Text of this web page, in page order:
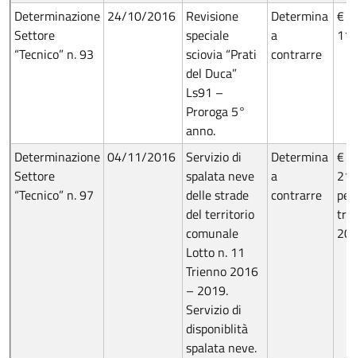
Determinazione
Settore
“Tecnico” n. 93
24/10/2016 Revisione
speciale
sciovia “Prati
del Duca”
Ls91 –
Proroga 5°
anno.
Determina
a
contrarre
€
Determinazione
Settore
“Tecnico” n. 97
04/11/2016 Servizio di
spalata neve
delle strade
del territorio
comunale
Lotto n. 11
Trienno 2016
– 2019.
Servizio di
disponiblità
spalata neve.
Determina
a
contrarre
€